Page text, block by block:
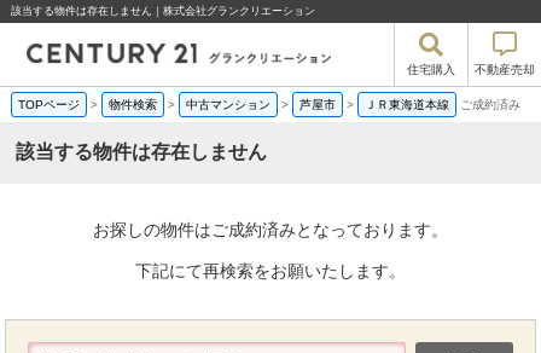
該当する物件は存在しません｜株式会社グランクリエーション
住宅購入 不動産売却
TOPページ > 物件検索 > 中古マンション > 芦屋市 > ＪＲ東海道本線 ご成約済み
該当する物件は存在しません
お探しの物件はご成約済みとなっております。
下記にて再検索をお願いたします。